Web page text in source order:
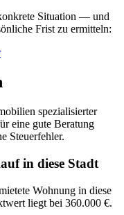
Situation — und
Frist zu ermitteln:
spezialisierter
eine gute Beratung
Steuerfehler.
in diese Stadt
Wohnung in diese
liegt bei 360.000 €.